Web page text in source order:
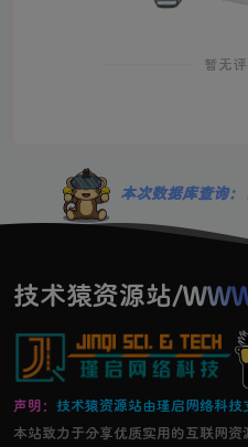
暂无
本次数据库查询
技术猿资源站/
声明： 技术猿资源站由瑾启网络科技
本站致力于分享优质实用的互联网